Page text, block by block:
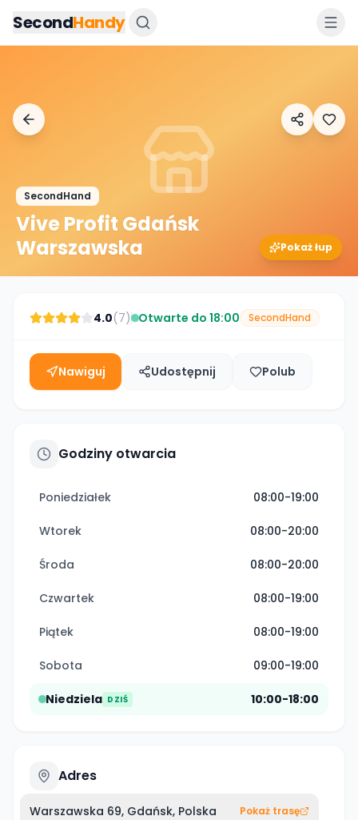
SecondHandy
SecondHand
Vive Profit Gdańsk
Warszawska
Pokaż łup
4.0(7) Otwarte do 18:00 SecondHand
Nawiguj Udostępnij Polub
Godziny otwarcia
Poniedziałek 08:00-19:00
Wtorek 08:00-20:00
Środa 08:00-20:00
Czwartek 08:00-19:00
Piątek 08:00-19:00
Sobota 09:00-19:00
Niedziela DZIŚ 10:00-18:00
Adres
Warszawska 69, Gdańsk, Polska
Pokaż trasę